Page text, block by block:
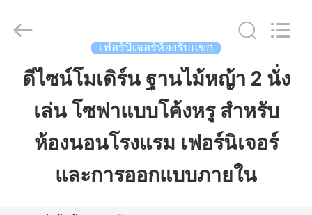
บ้าน
ผลิตภัณฑ์
HOME
Furniture
Reserved.
เฟอร์นิเจอร์ห้องรับแขก
ดีไซน์โมเดิร์น ฐานไม้หญ้า 2 นั่ง
เล่น โซฟาแบบโค้งหรู สําหรับ
ห้องนอนโรงแรม เฟอร์นิเจอร์
และการออกแบบภายใน